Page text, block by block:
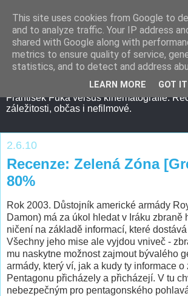
František Fuka versus kinematografie.
záležitosti, občas i nefilmové.
2.6.10
Recenze: Zelená Zóna
80%
Rok 2003. Důstojník americké armády
Damon) má za úkol hledat v Iráku zbraně
ničení na základě informací, které
Všechny jeho mise ale vyjdou vniveč -
mu naskytne možnost zajmout bývalého
armády, který ví, jak a kudy ty informace o
Pentagonu přicházely a přicházejí. V tu
nebezpečným pro pentagonského
This site uses cookies from Google to
and to analyze traffic. Your IP address
shared with Google along with
metrics to ensure quality of service,
statistics, and to detect and address
LEARN MORE GOT IT